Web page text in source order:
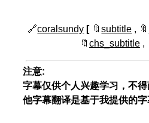
🔗coralsundy [🔖subtitle , 🔖
🔖 chs_subtitle,
注意:
字幕仅供个人兴趣学习，不
他字幕翻译是基于我提供的字